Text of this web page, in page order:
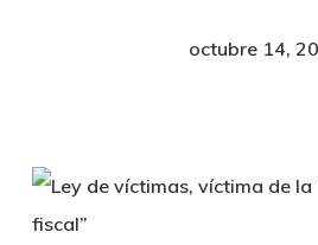
octubre 14,